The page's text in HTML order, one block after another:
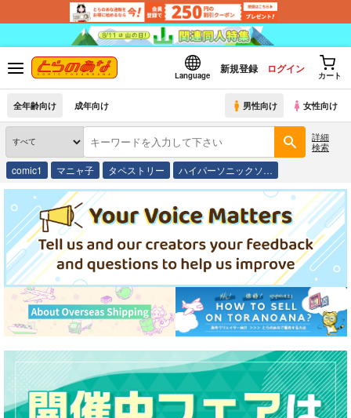
Language
新規登録 ログイン
カート
全年齢向け 成年向け 男性向け 女性向け
詳細
検索
comic1 マニャ子 タペストリー ハイパーソニックソ…